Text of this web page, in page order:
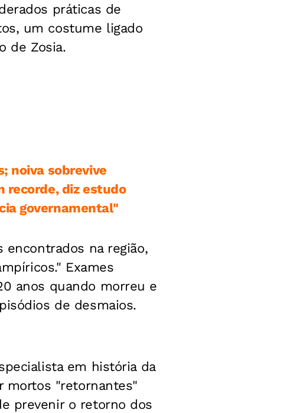
práticas de
um costume ligado
de Zosia.
noiva sobrevive
recorde, diz estudo
governamental"
na região,
Exames
anos quando morreu e
de desmaios.
em história da
mortos "retornantes"
prevenir o retorno dos